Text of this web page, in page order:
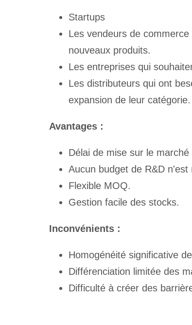
Startups
Les vendeurs de
nouveaux produits.
Les entreprises qui
Les distributeurs qui ont
expansion de leur catégorie.
Avantages :
Délai de mise sur le marché
Aucun budget de R&D n'est
Flexible MOQ.
Gestion facile des stocks.
Inconvénients :
Homogénéité significative
Différenciation limitée des
Difficulté à créer des